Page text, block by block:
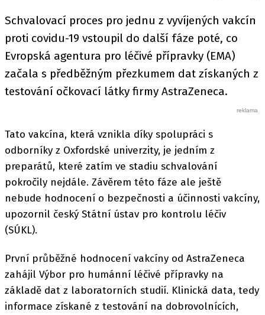
Schvalovací proces pro jednu z vyvíjených vakcín
proti covidu-19 vstoupil do další fáze poté, co
Evropská agentura pro léčivé přípravky (EMA)
začala s předběžným přezkumem dat získaných z
testování očkovací látky firmy AstraZeneca.
Tato vakcína, která vznikla díky spolupráci s
odborníky z Oxfordské univerzity, je jedním z
preparátů, které zatím ve stadiu schvalování
pokročily nejdále. Závěrem této fáze ale ještě
nebude hodnocení o bezpečnosti a účinnosti vakcíny,
upozornil český Státní ústav pro kontrolu léčiv
(SÚKL).
První průběžné hodnocení vakcíny od AstraZeneca
zahájil Výbor pro humánní léčivé přípravky na
základě dat z laboratorních studií. Klinická data, tedy
informace získané z testování na dobrovolnících,